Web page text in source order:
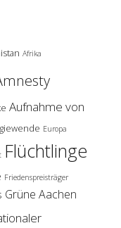
Afrika
Aufnahme von
Europa
Flüchtlinge
Friedenspreisträger
Grüne Aachen